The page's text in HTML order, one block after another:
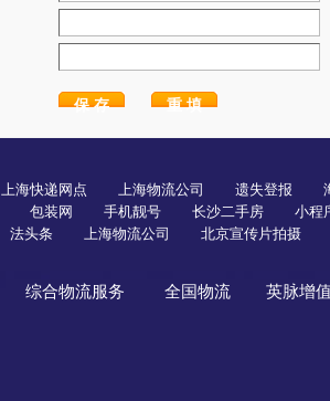
上海快递网点 上海物流公司 遗失登报
包装网 手机靓号 长沙二手房
小程
法头条 上海物流公司 北京宣传片拍摄
综合物流服务 全国物流 英脉增